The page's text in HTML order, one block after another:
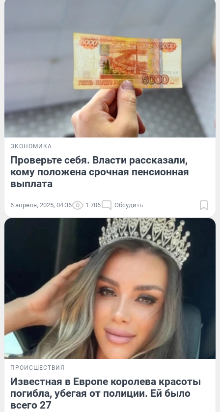
ЭКОНОМИКА
Проверьте себя. Власти рассказали,
кому положена срочная пенсионная
выплата
6 апреля, 2025, 04:36 1 706 Обсудить
ПРОИСШЕСТВИЯ
Известная в Европе королева красоты
погибла, убегая от полиции. Ей было
всего 27